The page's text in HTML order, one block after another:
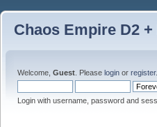
Chaos Empire D2 +
Welcome, Guest . Please login or register.
Login with username, password and